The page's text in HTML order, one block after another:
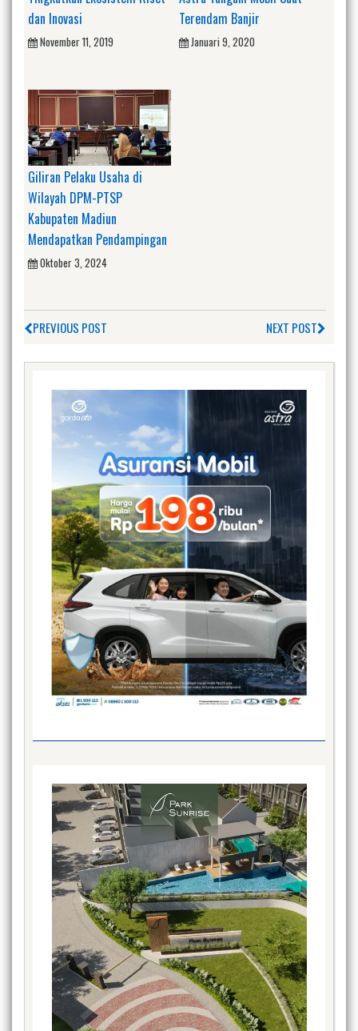
dan Inovasi
November 11, 2019
Terendam Banjir
Januari 9, 2020
Giliran Pelaku Usaha di
Wilayah DPM-PTSP
Kabupaten Madiun
Mendapatkan Pendampingan
Oktober 3, 2024
PREVIOUS POST NEXT POST